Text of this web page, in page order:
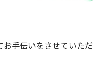
手伝いをさせていただ